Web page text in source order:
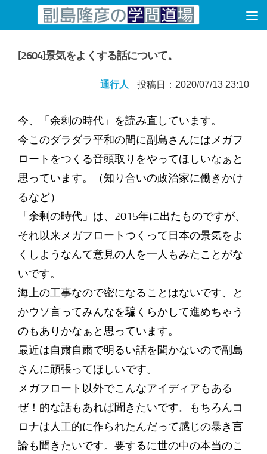
コンテンツへスキップ
[2604]景気をよくする話について。
通行人 投稿日：2020/07/13 23:10
今、「余剰の時代」を読み直しています。
今このダラダラ平和の間に副島さんにはメガフ
ロートをつくる音頭取りをやってほしいなぁと
思っています。（知り合いの政治家に働きかけ
るなど）
「余剰の時代」は、2015年に出たものですが、
それ以来メガフロートつくって日本の景気をよ
くしようなんて意見の人を一人もみたことがな
いです。
海上の工事なので密になることはないです、と
かウソ言ってみんなを騙くらかして進めちゃう
のもありかなぁと思っています。
最近は自粛自粛で明るい話を聞かないので副島
さんに頑張ってほしいです。
メガフロート以外でこんなアイディアもある
ぜ！的な話もあれば聞きたいです。もちろんコ
ロナは人工的に作られたんだって感じの暴き言
論も聞きたいです。要するに世の中の本当のこ